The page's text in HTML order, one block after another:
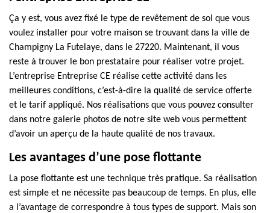
Ça y est, vous avez fixé le type de revêtement de sol que vous
voulez installer pour votre maison se trouvant dans la ville de
Champigny La Futelaye, dans le 27220. Maintenant, il vous
reste à trouver le bon prestataire pour réaliser votre projet.
L’entreprise Entreprise CE réalise cette activité dans les
meilleures conditions, c’est-à-dire la qualité de service offerte
et le tarif appliqué. Nos réalisations que vous pouvez consulter
dans notre galerie photos de notre site web vous permettent
d’avoir un aperçu de la haute qualité de nos travaux.
Les avantages d’une pose flottante
La pose flottante est une technique très pratique. Sa réalisation
est simple et ne nécessite pas beaucoup de temps. En plus, elle
a l’avantage de correspondre à tous types de support. Mais son